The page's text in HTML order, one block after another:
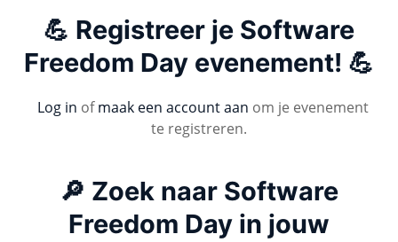
💪 Registreer je Software
Freedom Day evenement! 💪
Log in ofmaak een account aan om je evenement
te registreren.
🔎 Zoek naar Software
Freedom Day in jouw